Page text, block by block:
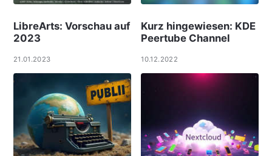
LibreArts: Vorschau auf
2023
21.01.2023
Kurz hingewiesen: KDE
Peertube Channel
10.12.2022